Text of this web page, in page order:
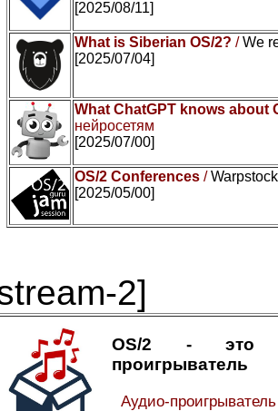
[2025/08/11]
What is Siberian OS/2? /We
[2025/07/04]
What ChatGPT knows about
нейросетям
[2025/07/00]
OS/2 Conferences /
[2025/05/00]
2]
OS/2 - это
проигрыватель
Аудио-